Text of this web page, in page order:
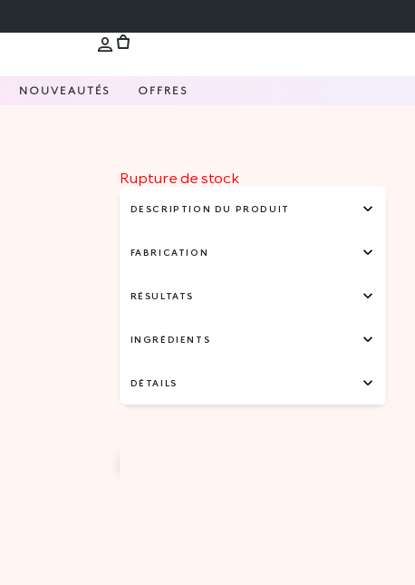
NOUVEAUTÉS OFFRES
Rupture de stock
DESCRIPTION DU PRODUIT
FABRICATION
RÉSULTATS
INGRÉDIENTS
DÉTAILS